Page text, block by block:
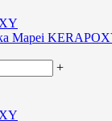
Mapei
+